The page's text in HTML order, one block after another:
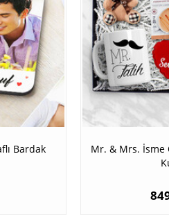
Bardak
Mr. & Mrs. İsme